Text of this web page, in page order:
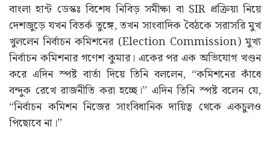
বাংলা হান্ট ডেস্কঃ বিশেষ নিবিড় সমীক্ষা বা SIR প্রক্রিয়া নিয়ে
দেশজুড়ে যখন বিতর্ক তুঙ্গে, তখন সাংবাদিক বৈঠকে সরাসরি মুখ
খুললেন নির্বাচন কমিশনের (Election Commission) মুখ্য
নির্বাচন কমিশনার গণেশ কুমার। একের পর এক অভিযোগ খণ্ডন
করে এদিন স্পষ্ট বার্তা দিয়ে তিনি বললেন, “কমিশনের কাঁধে
বন্দুক রেখে রাজনীতি করা হচ্ছে।” এদিন তিনি স্পষ্ট বলেন যে,
“নির্বাচন কমিশন নিজের সাংবিধানিক দায়িত্ব থেকে একচুলও
পিছোবে না।”